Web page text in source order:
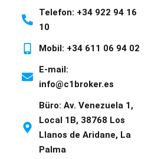
Telefon: +34 922 94 16
10
Mobil: +34 611 06 94 02
E-mail:
info@c1broker.es
Büro: Av. Venezuela 1,
Local 1B, 38768 Los
Llanos de Aridane, La
Palma